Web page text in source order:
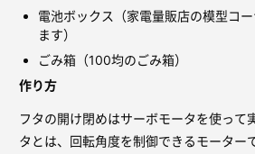
電池ボックス（家電量販店の模型コ
ます）
ごみ箱（100均のごみ箱）
作り方
フタの開け閉めはサーボモータを使って
タとは、回転角度を制御できるモーター